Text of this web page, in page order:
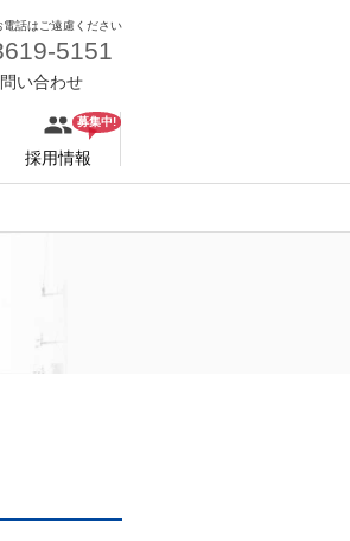
電話はご遠慮ください
5151
い合わせ
採用情報
募集中!